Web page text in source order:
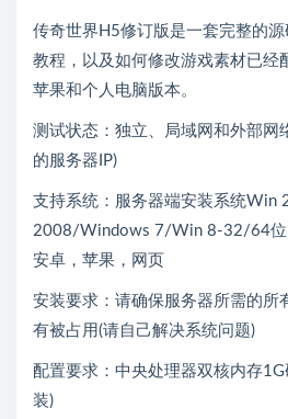
传奇世界H5修订版是一套完整的
教程，以及如何修改游戏素材已经
苹果和个人电脑版本。
测试状态：独立、局域网和外部网
的服务器IP)
支持系统：服务器端安装系统Win
2008/Windows 7/Win 8-32/64位
安卓，苹果，网页
安装要求：请确保服务器所需的所
有被占用(请自己解决系统问题)
配置要求：中央处理器双核内存
装)